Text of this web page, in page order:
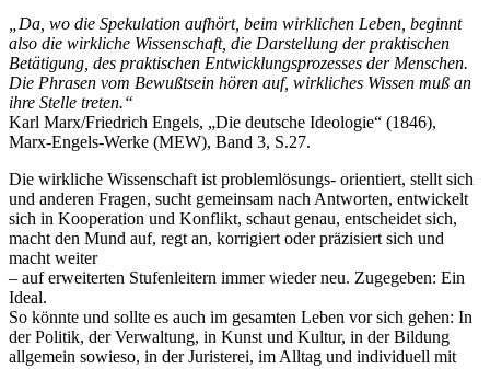
„Da, wo die Spekulation aufhört, beim wirklichen Leben, beginnt
also die wirkliche Wissenschaft, die Darstellung der praktischen
Betätigung, des praktischen Entwicklungsprozesses der Menschen.
Die Phrasen vom Bewußtsein hören auf, wirkliches Wissen muß an
ihre Stelle treten.“
Karl Marx/Friedrich Engels, „Die deutsche Ideologie“ (1846),
Marx-Engels-Werke (MEW), Band 3, S.27.
Die wirkliche Wissenschaft ist problemlösungs- orientiert, stellt sich
und anderen Fragen, sucht gemeinsam nach Antworten, entwickelt
sich in Kooperation und Konflikt, schaut genau, entscheidet sich,
macht den Mund auf, regt an, korrigiert oder präzisiert sich und
macht weiter
– auf erweiterten Stufenleitern immer wieder neu. Zugegeben: Ein
Ideal.
So könnte und sollte es auch im gesamten Leben vor sich gehen: In
der Politik, der Verwaltung, in Kunst und Kultur, in der Bildung
allgemein sowieso, in der Juristerei, im Alltag und individuell mit